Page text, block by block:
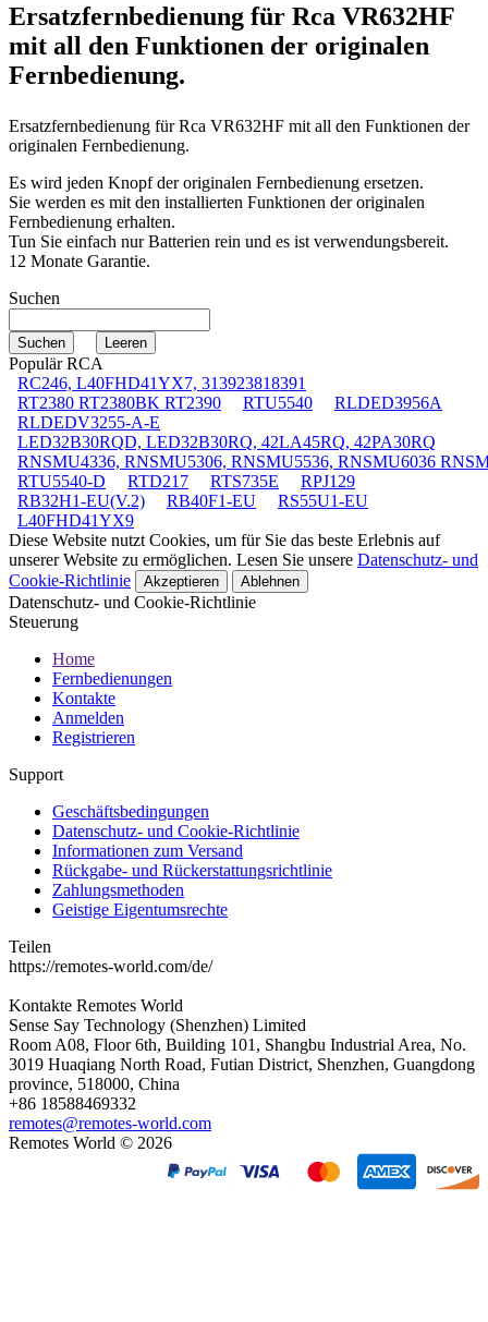
Ersatzfernbedienung für Rca VR632HF
mit all den Funktionen der originalen
Fernbedienung.
Ersatzfernbedienung fürRca VR632HF mit all den Funktionen der
originalen Fernbedienung.
Es wird jeden Knopf der originalen Fernbedienung ersetzen.
Sie werden es mit den installierten Funktionen der originalen
Fernbedienung erhalten.
Tun Sie einfach nur Batterien rein und es ist verwendungsbereit.
12 Monate Garantie.
Suchen
Populär RCA
RC246, L40FHD41YX7, 313923818391
RT2380 RT2380BK RT2390
RTU5540
RLDED3956A
RLDEDV3255-A-E
LED32B30RQD, LED32B30RQ, 42LA45RQ, 42PA30RQ
RNSMU4336, RNSMU5306, RNSMU5536, RNSMU6036
RTU5540-D
RTD217 RTS735E
RPJ129
RB32H1-EU(V.2)
RB40F1-EU
RS55U1-EU
L40FHD41YX9
Diese Website nutzt Cookies, um für Sie das beste Erlebnis auf
unserer Website zu ermöglichen. Lesen Sie unsere Datenschutz- und
Cookie-Richtlinie
Akzeptieren Ablehnen
Datenschutz- und Cookie-Richtlinie
Steuerung
Home
Fernbedienungen
Kontakte
Anmelden
Registrieren
Support
Geschäftsbedingungen
Datenschutz- und Cookie-Richtlinie
Informationen zum Versand
Rückgabe- und Rückerstattungsrichtlinie
Zahlungsmethoden
Geistige Eigentumsrechte
Teilen
https://remotes-world.com/de/
Kontakte Remotes World
Sense Say Technology (Shenzhen) Limited
Room A08, Floor 6th, Building 101, Shangbu Industrial Area, No.
3019 Huaqiang North Road, Futian District, Shenzhen, Guangdong
province, 518000, China
+86 18588469332
remotes@remotes-world.com
Remotes World © 2026